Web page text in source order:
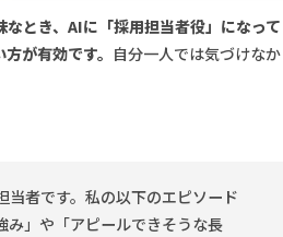
とき、AIに「採用担当者役」になって
が有効です。 自分一人では気づけなか
当者です。私の以下のエピソード
み」や「アピールできそうな長